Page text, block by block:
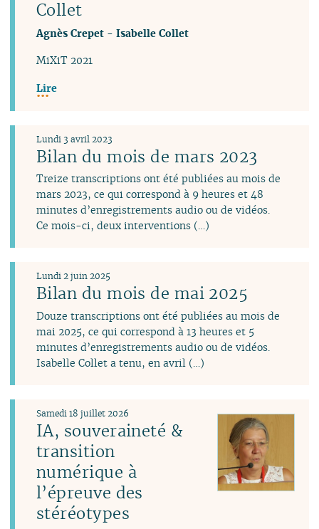
Collet
Agnès Crepet -Isabelle Collet
MiXiT 2021
Lire
Bilan du mois de mars 2023
Lundi 3 avril 2023
Treize transcriptions ont été publiées au mois de
mars 2023, ce qui correspond à 9 heures et 48
minutes d’enregistrements audio ou de vidéos.
Ce mois-ci, deux interventions (…)
Bilan du mois de mai 2025
Lundi 2 juin 2025
Douze transcriptions ont été publiées au mois de
mai 2025, ce qui correspond à 13 heures et 5
minutes d’enregistrements audio ou de vidéos.
Isabelle Collet a tenu, en avril (…)
IA, souveraineté &
transition
numérique à
l’épreuve des
stéréotypes
Samedi 18 juillet 2026